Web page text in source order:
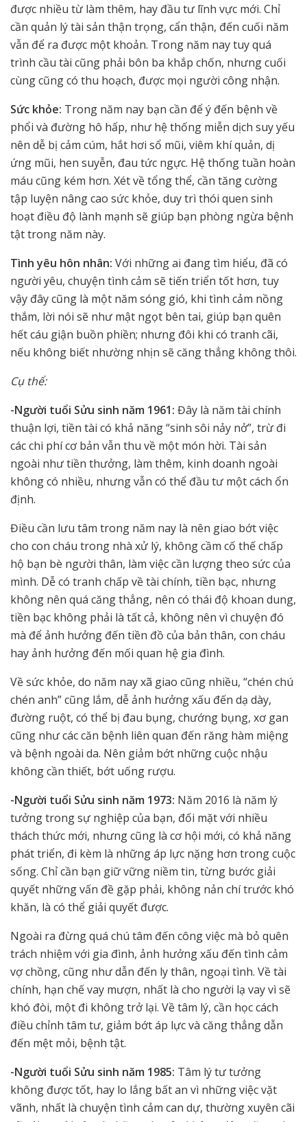
được nhiều từ làm thêm, hay đầu tư lĩnh vực mới. Chỉ
cần quản lý tài sản thận trọng, cẩn thận, đến cuối năm
vẫn để ra được một khoản. Trong năm nay tuy quá
trình cầu tài cũng phải bôn ba khắp chốn, nhưng cuối
cùng cũng có thu hoạch, được mọi người công nhận.
Sức khỏe: Trong năm nay bạn cần để ý đến bệnh về
phổi và đường hô hấp, như hệ thống miễn dịch suy yếu
nên dễ bị cảm cúm, hắt hơi sổ mũi, viêm khí quản, dị
ứng mũi, hen suyễn, đau tức ngực. Hệ thống tuần hoàn
máu cũng kém hơn. Xét về tổng thể, cần tăng cường
tập luyện nâng cao sức khỏe, duy trì thói quen sinh
hoạt điều độ lành mạnh sẽ giúp bạn phòng ngừa bệnh
tật trong năm này.
Tình yêu hôn nhân: Với những ai đang tìm hiểu, đã có
người yêu, chuyện tình cảm sẽ tiến triển tốt hơn, tuy
vậy đây cũng là một năm sóng gió, khi tình cảm nồng
thắm, lời nói sẽ như mật ngọt bên tai, giúp bạn quên
hết cáu giận buồn phiền; nhưng đôi khi có tranh cãi,
nếu không biết nhường nhịn sẽ căng thẳng không thôi.
Cụ thể:
-Người tuổi Sửu sinh năm 1961: Đây là năm tài chính
thuận lợi, tiền tài có khả năng “sinh sôi nảy nở”, trừ đi
các chi phí cơ bản vẫn thu về một món hời. Tài sản
ngoài như tiền thưởng, làm thêm, kinh doanh ngoài
không có nhiều, nhưng vẫn có thể đầu tư một cách ổn
định.
Điều cần lưu tâm trong năm nay là nên giao bớt việc
cho con cháu trong nhà xử lý, không cầm cố thế chấp
hộ bạn bè người thân, làm việc cần lượng theo sức của
mình. Dễ có tranh chấp về tài chính, tiền bạc, nhưng
không nên quá căng thẳng, nên có thái độ khoan dung,
tiền bạc không phải là tất cả, không nên vì chuyện đó
mà để ảnh hưởng đến tiền đồ của bản thân, con cháu
hay ảnh hưởng đến mối quan hệ gia đình.
Về sức khỏe, do năm nay xã giao cũng nhiều, “chén chú
chén anh” cũng lắm, dễ ảnh hưởng xấu đến dạ dày,
đường ruột, có thể bị đau bụng, chướng bụng, xơ gan
cũng như các căn bệnh liên quan đến răng hàm miệng
và bệnh ngoài da. Nên giảm bớt những cuộc nhậu
không cần thiết, bớt uống rượu.
-Người tuổi Sửu sinh năm 1973: Năm 2016 là năm lý
tưởng trong sự nghiệp của bạn, đối mặt với nhiều
thách thức mới, nhưng cũng là cơ hội mới, có khả năng
phát triển, đi kèm là những áp lực nặng hơn trong cuộc
sống. Chỉ cần bạn giữ vững niềm tin, từng bước giải
quyết những vấn đề gặp phải, không nản chí trước khó
khăn, là có thể giải quyết được.
Ngoài ra đừng quá chú tâm đến công việc mà bỏ quên
trách nhiệm với gia đình, ảnh hưởng xấu đến tình cảm
vợ chồng, cũng như dẫn đến ly thân, ngoại tình. Về tài
chính, hạn chế vay mượn, nhất là cho người lạ vay vì sẽ
khó đòi, một đi không trở lại. Về tâm lý, cần học cách
điều chỉnh tâm tư, giảm bớt áp lực và căng thẳng dẫn
đến mệt mỏi, bệnh tật.
-Người tuổi Sửu sinh năm 1985: Tâm lý tư tưởng
không được tốt, hay lo lắng bất an vì những việc vặt
vãnh, nhất là chuyện tình cảm can dự, thường xuyên cãi